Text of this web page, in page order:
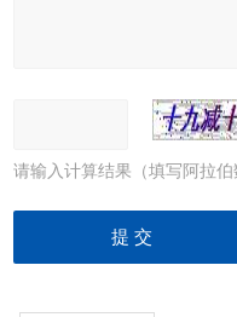
请输入计算结果（填写阿拉